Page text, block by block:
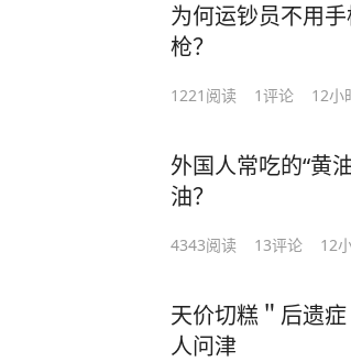
为何运钞员不用
枪？
1221 阅读 1评论 12小
外国人常吃的“黄
油？
4343阅读 13评论 12
天价切糕＂后遗
人问津